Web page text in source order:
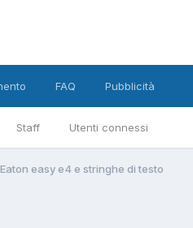
Staff Utenti connessi
FAQ Pubblicità
Eaton easy e4 e stringhe di testo